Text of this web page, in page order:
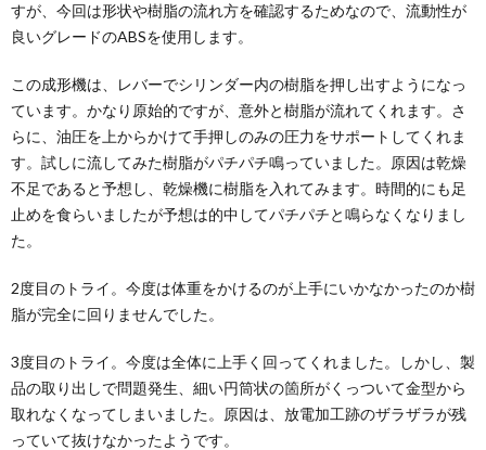
すが、今回は形状や樹脂の流れ方を確認するためなので、流動性が
良いグレードのABSを使用します。
この成形機は、レバーでシリンダー内の樹脂を押し出すようになっ
ています。かなり原始的ですが、意外と樹脂が流れてくれます。さ
らに、油圧を上からかけて手押しのみの圧力をサポートしてくれま
す。試しに流してみた樹脂がパチパチ鳴っていました。原因は乾燥
不足であると予想し、乾燥機に樹脂を入れてみます。時間的にも足
止めを食らいましたが予想は的中してパチパチと鳴らなくなりまし
た。
2度目のトライ。今度は体重をかけるのが上手にいかなかったのか樹
脂が完全に回りませんでした。
3度目のトライ。今度は全体に上手く回ってくれました。しかし、製
品の取り出しで問題発生、細い円筒状の箇所がくっついて金型から
取れなくなってしまいました。原因は、放電加工跡のザラザラが残
っていて抜けなかったようです。